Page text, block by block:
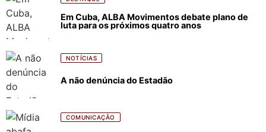
Em Cuba, ALBA Movimentos debate plano de
luta para os próximos quatro anos
NOTÍCIAS
A não denúncia do Estadão
COMUNICAÇÃO